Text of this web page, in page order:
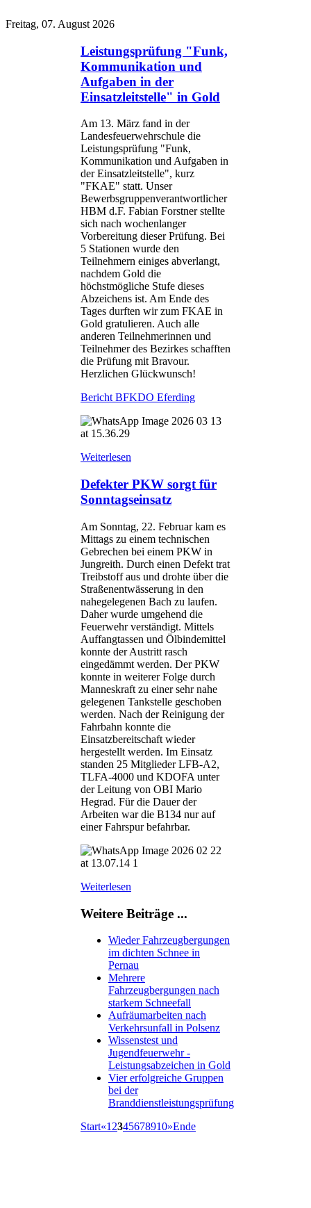
Freitag, 07. August 2026
Leistungsprüfung "Funk,
Kommunikation und
Aufgaben in der
Einsatzleitstelle" in Gold
Am 13. März fand in der
Landesfeuerwehrschule die
Leistungsprüfung "Funk,
Kommunikation und Aufgaben in
der Einsatzleitstelle", kurz
"FKAE" statt. Unser
Bewerbsgruppenverantwortlicher
HBM d.F. Fabian Forstner stellte
sich nach wochenlanger
Vorbereitung dieser Prüfung. Bei
5 Stationen wurde den
Teilnehmern einiges abverlangt,
nachdem Gold die
höchstmögliche Stufe dieses
Abzeichens ist. Am Ende des
Tages durften wir zum FKAE in
Gold gratulieren. Auch alle
anderen Teilnehmerinnen und
Teilnehmer des Bezirkes schafften
die Prüfung mit Bravour.
Herzlichen Glückwunsch!
Bericht BFKDO Eferding
Weiterlesen
Defekter PKW sorgt für
Sonntagseinsatz
Am Sonntag, 22. Februar kam es
Mittags zu einem technischen
Gebrechen bei einem PKW in
Jungreith. Durch einen Defekt trat
Treibstoff aus und drohte über die
Straßenentwässerung in den
nahegelegenen Bach zu laufen.
Daher wurde umgehend die
Feuerwehr verständigt. Mittels
Auffangtassen und Ölbindemittel
konnte der Austritt rasch
eingedämmt werden. Der PKW
konnte in weiterer Folge durch
Manneskraft zu einer sehr nahe
gelegenen Tankstelle geschoben
werden. Nach der Reinigung der
Fahrbahn konnte die
Einsatzbereitschaft wieder
hergestellt werden. Im Einsatz
standen 25 Mitglieder LFB-A2,
TLFA-4000 und KDOFA unter
der Leitung von OBI Mario
Hegrad. Für die Dauer der
Arbeiten war die B134 nur auf
einer Fahrspur befahrbar.
Weiterlesen
Weitere Beiträge ...
Wieder Fahrzeugbergungen
im dichten Schnee in
Pernau
Mehrere
Fahrzeugbergungen nach
starkem Schneefall
Aufräumarbeiten nach
Verkehrsunfall in Polsenz
Wissenstest und
Jugendfeuerwehr -
Leistungsabzeichen in Gold
Vier erfolgreiche Gruppen
bei der
Branddienstleistungsprüfung
Start«1 2345678910»Ende